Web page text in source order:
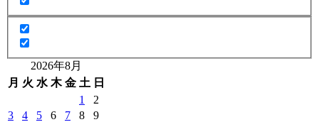
2026年8月
月 火 水 木 金 土 日
1
2
3
4 5 6 7 8
9